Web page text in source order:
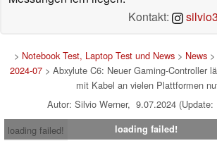
Kontakt:
> Notebook Test, Laptop Test und News> News>
2024-07> Abxylute C6: Neuer Gaming-Controller
mit Kabel an vielen Plattformen
Autor: Silvio Werner, 9.07.2024
loading failed!
loading failed!